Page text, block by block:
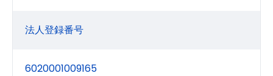
法人登録番号
6020001009165